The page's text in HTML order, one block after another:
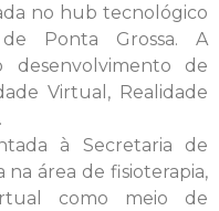
no hub tecnológico
Ponta Grossa. A
desenvolvimento de
Virtual, Realidade
à Secretaria de
área de fisioterapia,
como meio de